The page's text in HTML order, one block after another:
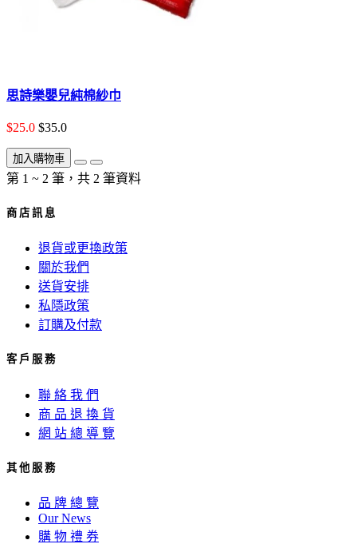
思詩樂嬰兒純棉紗巾
$25.0 $35.0
加入購物車
第 1 ~ 2 筆，共 2 筆資料
商 店 訊 息
退貨或更換政策
關於我們
送貨安排
私隱政策
訂購及付款
客 戶 服 務
聯 絡 我 們
商 品 退 換 貨
網 站 總 導 覽
其 他 服 務
品 牌 總 覽
Our News
購 物 禮 券